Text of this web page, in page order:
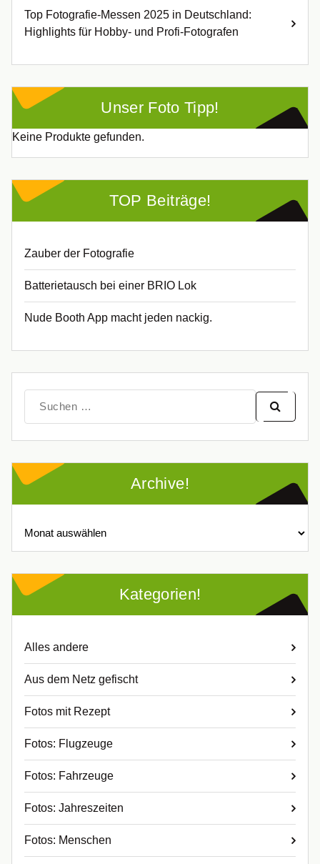
Top Fotografie-Messen 2025 in Deutschland:
Highlights für Hobby- und Profi-Fotografen
Unser Foto Tipp!
Keine Produkte gefunden.
TOP Beiträge!
Zauber der Fotografie
Batterietausch bei einer BRIO Lok
Nude Booth App macht jeden nackig.
nach:
Archive!
Kategorien!
Alles andere
Aus dem Netz gefischt
Fotos mit Rezept
Fotos: Flugzeuge
Fotos: Fahrzeuge
Fotos: Jahreszeiten
Fotos: Menschen